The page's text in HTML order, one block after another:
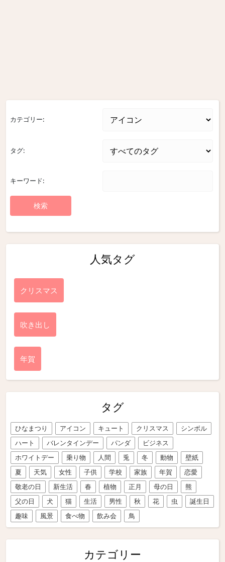
カテゴリー:
タグ:
キーワード:
人気タグ
クリスマス
吹き出し
年賀
タグ
ひなまつり アイコン キュート クリスマス
シンボル
ハート
バレンタインデー パンダ
ビジネス
ホワイトデー
乗り物 人間 兎 冬 動物
壁紙
夏
天気 女性 子供 学校 家族 年賀
恋愛
敬老の日
新生活 春 植物 正月 母の日
熊
父の日
犬 猫 生活 男性 秋 花 虫
誕生日
趣味
風景 食べ物 飲み会 鳥
カテゴリー